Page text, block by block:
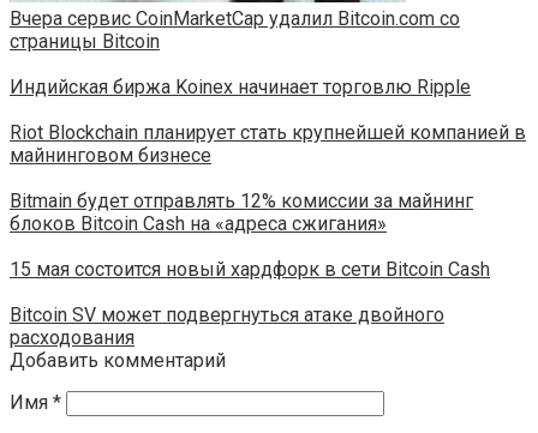
Вчера сервис CoinMarketCap удалил Bitcoin.com со
страницы Bitcoin
Индийская биржа Koinex начинает торговлю Ripple
Riot Blockchain планирует стать крупнейшей компанией в
майнинговом бизнесе
Bitmain будет отправлять 12% комиссии за майнинг
блоков Bitcoin Cash на «адреса сжигания»
15 мая состоится новый хардфорк в сети Bitcoin Cash
Bitcoin SV может подвергнуться атаке двойного
расходования
Добавить комментарий
Имя *